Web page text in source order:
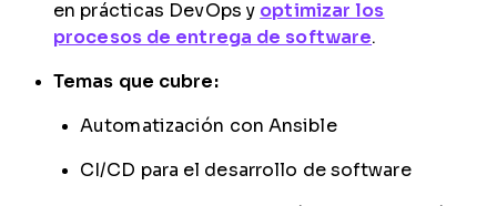
en prácticas DevOps y optimizar los
procesos de entrega de software.
Temas que cubre:
Automatización con Ansible
CI/CD para el desarrollo de software